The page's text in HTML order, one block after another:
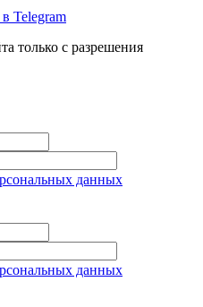
Telegram
только с разрешения
данных
данных